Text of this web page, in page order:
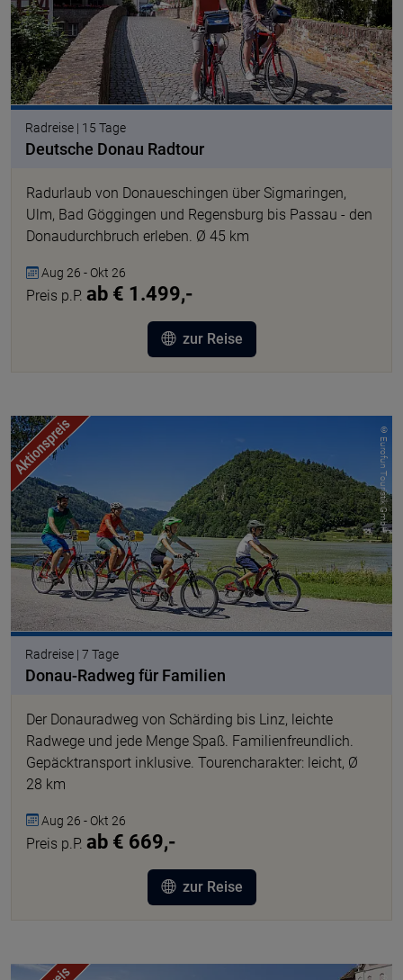
Radreise | 15 Tage
Deutsche Donau Radtour
Radurlaub von Donaueschingen über Sigmaringen,
Ulm, Bad Göggingen und Regensburg bis Passau - den
Donaudurchbruch erleben. Ø 45 km
Aug 26 - Okt 26
Preis p.P. ab € 1.499,-
zur Reise
© Eurofun Touristik GmbH
Radreise | 7 Tage
Donau-Radweg für Familien
Der Donauradweg von Schärding bis Linz, leichte
Radwege und jede Menge Spaß. Familienfreundlich.
Gepäcktransport inklusive. Tourencharakter: leicht, Ø
28 km
Aug 26 - Okt 26
Preis p.P. ab € 669,-
zur Reise